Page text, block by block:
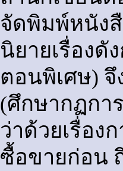
จัดพิมพ์หนัง
นิยายเรื่องดั
ตอนพิเศษ)
(ศึกษากฏกา
ว่าด้วยเรื่อง
ซื้อขายก่อน